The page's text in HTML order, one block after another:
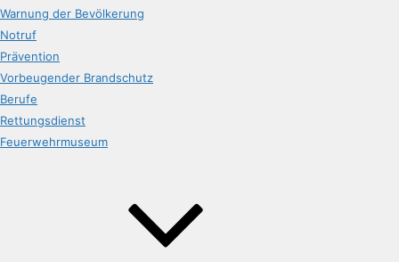
Warnung der Bevölkerung
Notruf
Prävention
Vorbeugender Brandschutz
Berufe
Rettungsdienst
Feuerwehrmuseum